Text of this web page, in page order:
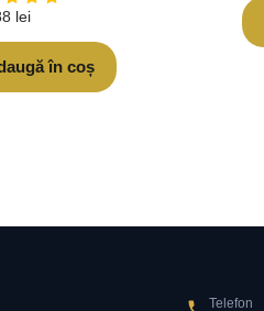
lei
în coș
Telefon